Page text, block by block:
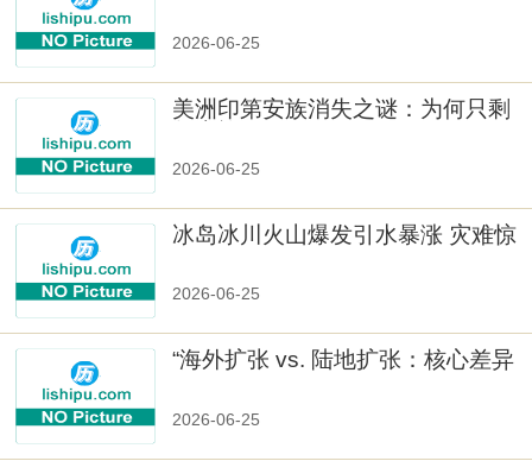
2026-06-25
美洲印第安族消失之谜：为何只剩
2026-06-25
冰岛冰川火山爆发引水暴涨 灾难惊
2026-06-25
“海外扩张 vs. 陆地扩张：核心差异
2026-06-25